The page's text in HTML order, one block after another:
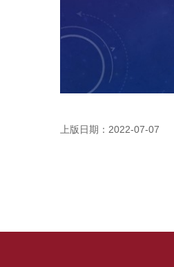
上版日期：2022-07-07